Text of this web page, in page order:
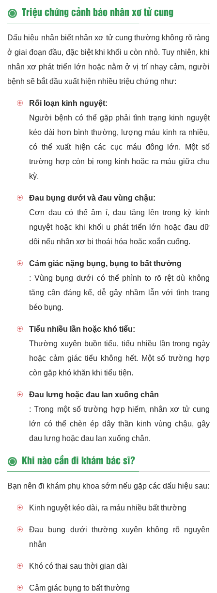
Triệu chứng cảnh báo nhân xơ tử cung
Dấu hiệu nhận biết nhân xơ tử cung thường không rõ ràng
ở giai đoạn đầu, đặc biệt khi khối u còn nhỏ. Tuy nhiên, khi
nhân xơ phát triển lớn hoặc nằm ở vị trí nhạy cảm, người
bệnh sẽ bắt đầu xuất hiện nhiều triệu chứng như:
Rối loạn kinh nguyệt:
Người bệnh có thể gặp phải tình trạng kinh nguyệt
kéo dài hơn bình thường, lượng máu kinh ra nhiều,
có thể xuất hiện các cục máu đông lớn. Một số
trường hợp còn bị rong kinh hoặc ra máu giữa chu
kỳ.
Đau bụng dưới và đau vùng chậu:
Cơn đau có thể âm ỉ, đau tăng lên trong kỳ kinh
nguyệt hoặc khi khối u phát triển lớn hoặc đau dữ
dội nếu nhân xơ bị thoái hóa hoặc xoắn cuống.
Cảm giác nặng bụng, bụng to bất thường
: Vùng bụng dưới có thể phình to rõ rệt dù không
tăng cân đáng kể, dễ gây nhầm lẫn với tình trạng
béo bụng.
Tiểu nhiều lần hoặc khó tiểu:
Thường xuyên buồn tiểu, tiểu nhiều lần trong ngày
hoặc cảm giác tiểu không hết. Một số trường hợp
còn gặp khó khăn khi tiểu tiện.
Đau lưng hoặc đau lan xuống chân
: Trong một số trường hợp hiếm, nhân xơ tử cung
lớn có thể chèn ép dây thần kinh vùng chậu, gây
đau lưng hoặc đau lan xuống chân.
Khi nào cần đi khám bác sĩ?
Bạn nên đi khám phụ khoa sớm nếu gặp các dấu hiệu sau:
Kinh nguyệt kéo dài, ra máu nhiều bất thường
Đau bụng dưới thường xuyên không rõ nguyên
nhân
Khó có thai sau thời gian dài
Cảm giác bụng to bất thường